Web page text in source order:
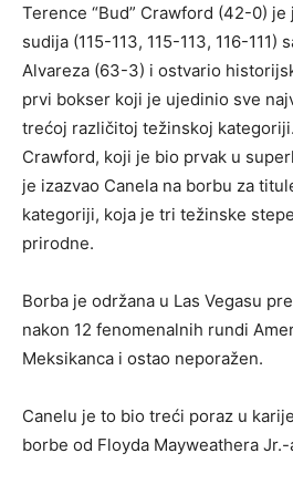
Terence “Bud” Crawford (42-0)
sudija (115-113, 115-113, 116-111)
Alvareza (63-3) i ostvario
prvi bokser koji je ujedinio sve
trećoj različitoj težinskoj kategoriji.
Crawford, koji je bio prvak u
je izazvao Canela na borbu za
kategoriji, koja je tri težinske
prirodne.
Borba je održana u Las Vegasu
nakon 12 fenomenalnih rundi
Meksikanca i ostao neporažen.
Canelu je to bio treći poraz u
borbe od Floyda Mayweathera